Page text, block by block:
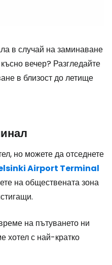
в случай на заминаване
вечер? Разгледайте
в близост до летище
но можете да отседнете
Airport Terminal
на обществената зона
на пътуването ни
хотел с най-кратко